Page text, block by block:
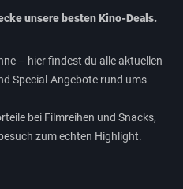
unsere besten Kino-Deals.
– hier findest du alle aktuellen
Special-Angebote rund ums
bei Filmreihen und Snacks,
zum echten Highlight.